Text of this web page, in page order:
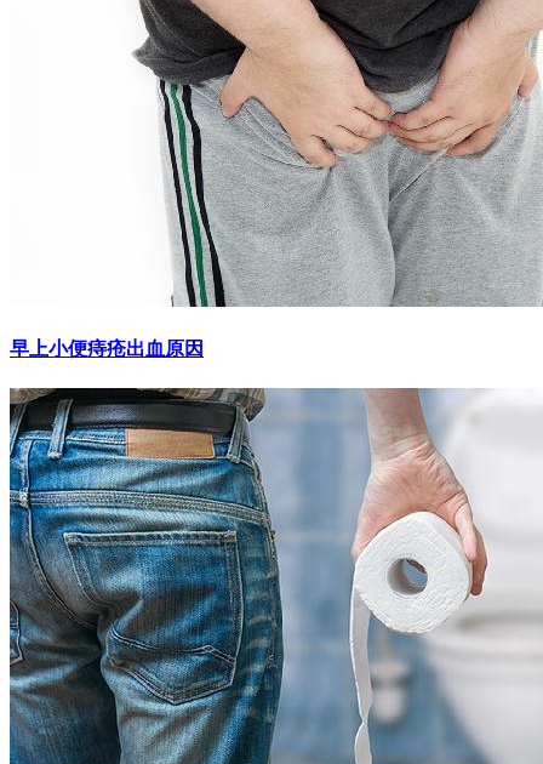
早上小便痔疮出血原因